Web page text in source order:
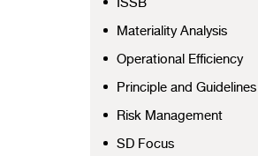
Materiality Analysis
Operational Efficiency
Principle and Guidelines
Risk Management
SD Focus